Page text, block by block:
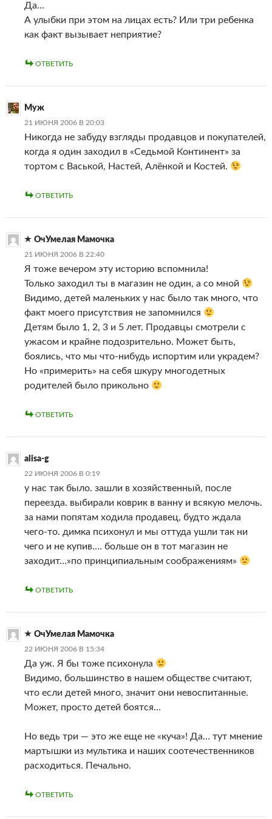
Да…
А улыбки при этом на лицах есть? Или три ребенка
как факт вызывает неприятие?
ОТВЕТИТЬ
Муж
21 ИЮНЯ 2006 В 20:03
Никогда не забуду взгляды продавцов и покупателей,
когда я один заходил в «Седьмой Континент» за
тортом с Васькой, Настей, Алёнкой и Костей.
ОТВЕТИТЬ
ОчУмелая Мамочка
21 ИЮНЯ 2006 В 22:40
Я тоже вечером эту историю вспомнила!
Только заходил ты в магазин не один, а со мной
Видимо, детей маленьких у нас было так много, что
факт моего присутствия не запомнился
Детям было 1, 2, 3 и 5 лет. Продавцы смотрели с
ужасом и крайне подозрительно. Может быть,
боялись, что мы что-нибудь испортим или украдем?
Но «примерить» на себя шкуру многодетных
родителей было прикольно
ОТВЕТИТЬ
alisa-g
22 ИЮНЯ 2006 В 0:19
у нас так было. зашли в хозяйственный, после
переезда. выбирали коврик в ванну и всякую мелочь.
за нами попятам ходила продавец, будто ждала
чего-то. димка психонул и мы оттуда ушли так ни
чего и не купив…. больше он в тот магазин не
заходит…»по принципиальным соображениям»
ОТВЕТИТЬ
ОчУмелая Мамочка
22 ИЮНЯ 2006 В 15:34
Да уж. Я бы тоже психонула
Видимо, большинство в нашем обществе считают,
что если детей много, значит они невоспитанные.
Может, просто детей боятся…
Но ведь три — это же еще не «куча»! Да… тут мнение
мартышки из мультика и наших соотечественников
расходиться. Печально.
ОТВЕТИТЬ